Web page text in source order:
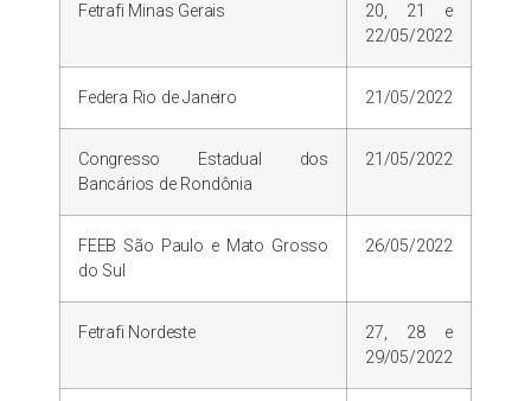
Fetrafi Minas Gerais
20, 21 e
22/05/2022
Federa Rio de Janeiro 21/05/2022
Congresso Estadual dos
Bancários de Rondônia
21/05/2022
FEEB São Paulo e Mato Grosso
do Sul
26/05/2022
Fetrafi Nordeste
27, 28 e
29/05/2022